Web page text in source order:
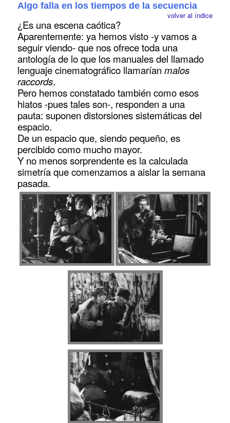
Algo falla en los tiempos de la secuencia
volver al índice
¿Es una escena caótica?
Aparentemente: ya hemos visto -y vamos a
seguir viendo- que nos ofrece toda una
antología de lo que los manuales del llamado
lenguaje cinematográfico llamaríanmalos
raccords.
Pero hemos constatado también como esos
hiatos -pues tales son-, responden a una
pauta: suponen distorsiones sistemáticas del
espacio.
De un espacio que, siendo pequeño, es
percibido como mucho mayor.
Y no menos sorprendente es la calculada
simetría que comenzamos a aislar la semana
pasada.